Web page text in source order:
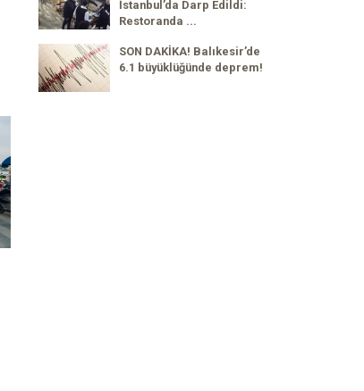
İstanbul’da Darp Edildi:
Restoranda ...
SON DAKİKA! Balıkesir’de
6.1 büyüklüğünde deprem!